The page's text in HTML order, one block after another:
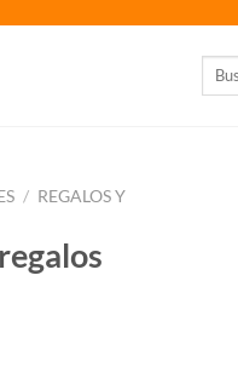
Buscar
/ REGALOS Y